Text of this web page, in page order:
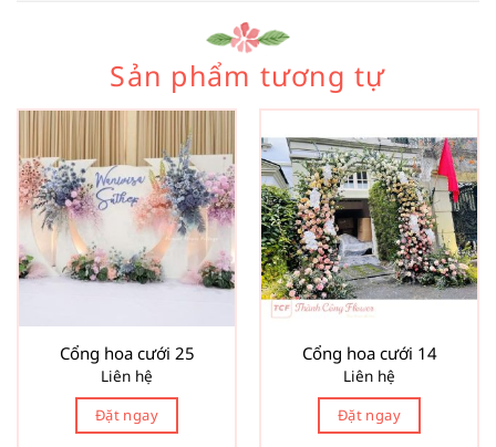
Sản phẩm tương tự
Cổng hoa cưới 25
Liên hệ
Đặt ngay
Cổng hoa cưới 14
Liên hệ
Đặt ngay